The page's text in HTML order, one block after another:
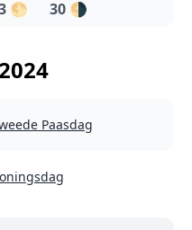
🌕 30 🌗
Paasdag